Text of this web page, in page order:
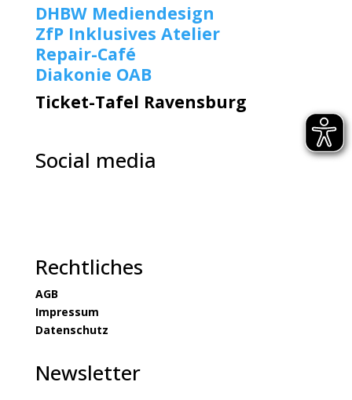
DHBW Mediendesign
ZfP Inklusives Atelier
Repair-Café
Diakonie OAB
Ticket-Tafel Ravensburg
Social media
Rechtliches
AGB
Impressum
Datenschutz
Newsletter